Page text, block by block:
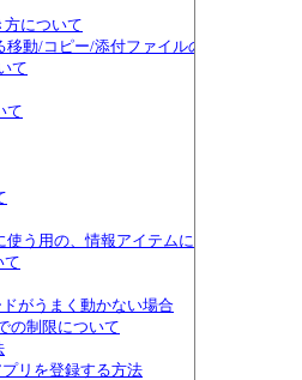
について
移動/コピー/添付ファイルの追加/スレッ
て
て
う用の、情報アイテムについて
て
がうまく動かない場合
の制限について
リを登録する方法